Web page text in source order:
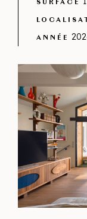
SURFACE
ANNÉE